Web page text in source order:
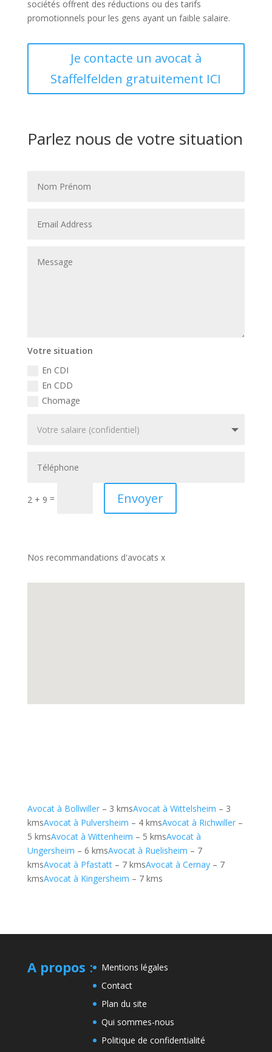
sociétés offrent des réductions ou des tarifs
promotionnels pour les gens ayant un faible salaire.
Je contacte un avocat à
Staffelfelden gratuitement ICI
Parlez nous de votre situation
Votre situation
En CDI
En CDD
Chomage
2 + 9 = Envoyer
Nos recommandations d'avocats x
Avocat à Bollwiller– 3 kmsAvocat à Wittelsheim – 3
kmsAvocat à Pulversheim – 4 kmsAvocat à Richwiller–
5 kmsAvocat à Wittenheim – 5 kmsAvocat à
Ungersheim – 6 kmsAvocat à Ruelisheim – 7
kmsAvocat à Pfastatt– 7 kmsAvocat à Cernay– 7
kmsAvocat à Kingersheim – 7 kms
A propos :
Mentions légales
Contact
Plan du site
Qui sommes-nous
Politique de confidentialité